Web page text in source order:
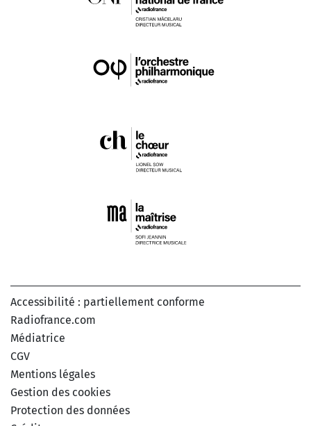
Accessibilité : partiellement conforme
Radiofrance.com
Médiatrice
CGV
Mentions légales
Gestion des cookies
Protection des données